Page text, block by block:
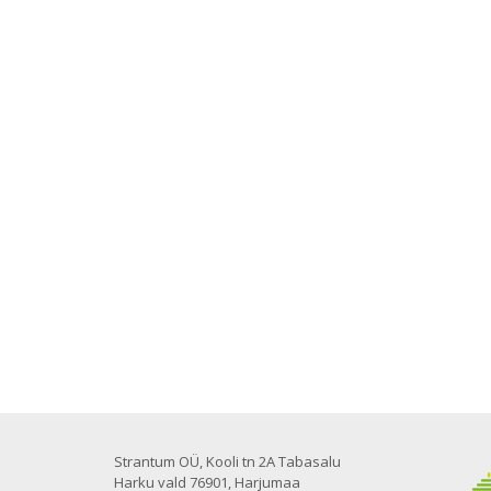
Strantum OÜ, Kooli tn 2A Tabasalu
Harku vald 76901, Harjumaa